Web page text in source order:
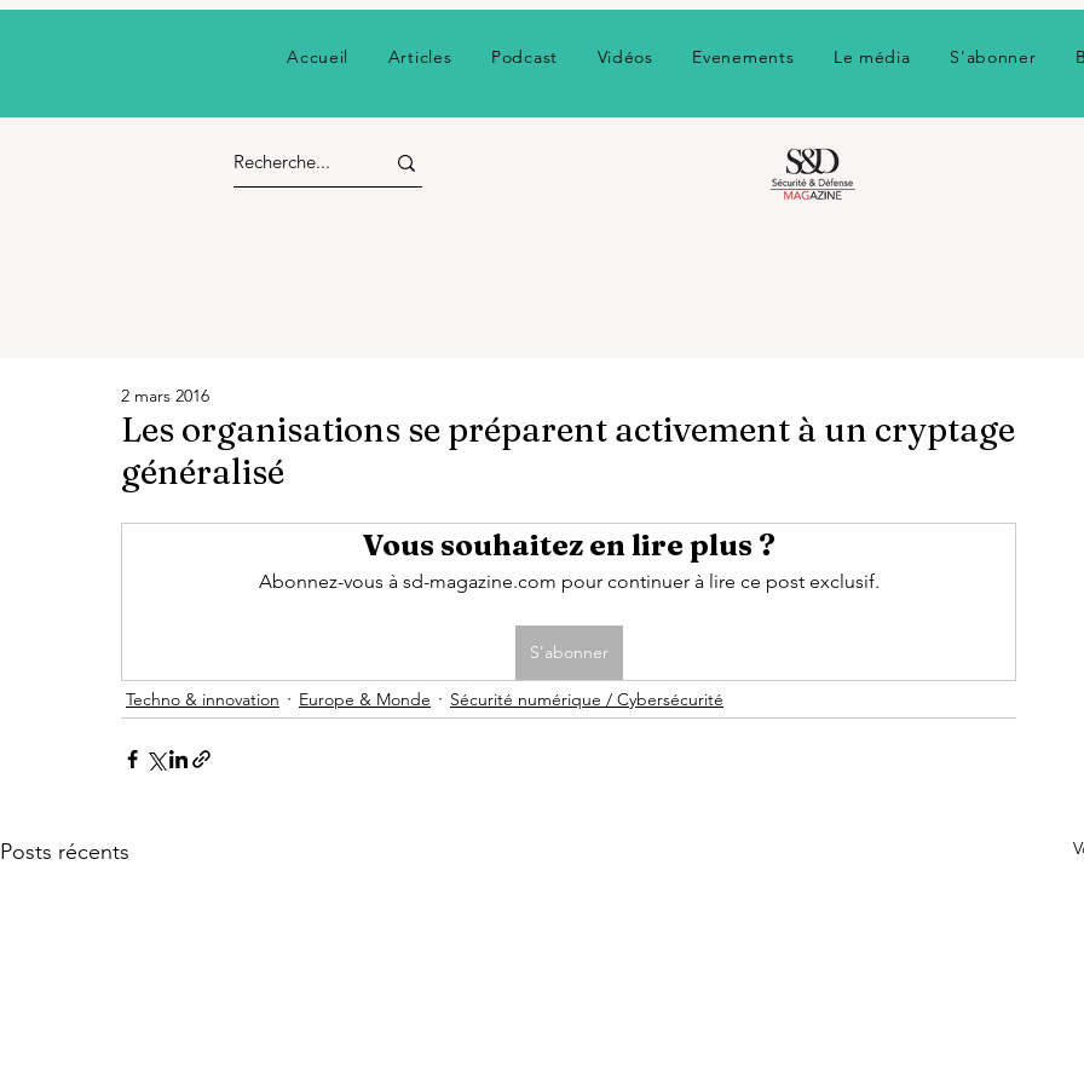
Accueil Articles Podcast Vidéos Evenements Le média S'abonner
Les organisations se préparent activement à un cryptage
généralisé
2 mars 2016
Vous souhaitez en lire plus ?
Abonnez-vous à sd-magazine.com pour continuer à lire ce post exclusif.
S'abonner
Techno & innovation Europe & Monde Sécurité numérique / Cybersécurité
Posts récents